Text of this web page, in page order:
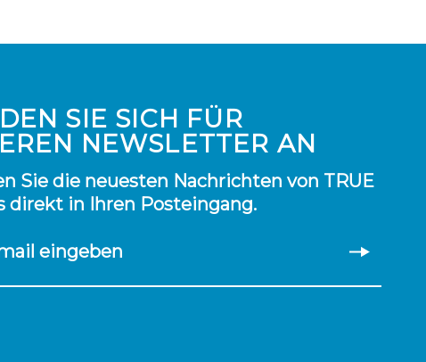
SIE SICH FÜR
NEWSLETTER AN
Sie die neuesten Nachrichten von TRUE
direkt in Ihren Posteingang.
eingeben